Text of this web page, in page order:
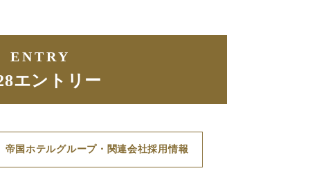
ENTRY
エントリー
帝国ホテルグループ・関連会社採用情報